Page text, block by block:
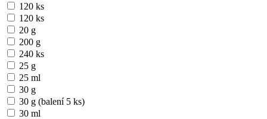
120 ks
120 ks
20 g
200 g
240 ks
25 g
25 ml
30 g
30 g (balení 5 ks)
30 ml